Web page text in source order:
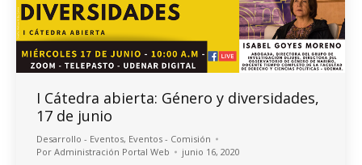
I Cátedra abierta: Género y diversidades,
17 de junio
Desarrollo - Eventos, Eventos - Comisión
Por Administración Portal Web junio 16, 2020